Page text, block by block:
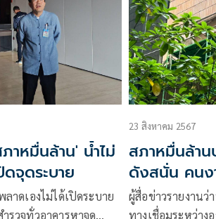
าหมื่นล้าน' น้ำไม่
จุดระบาย
าดเองไม่ได้เปิดระบาย
รวจทั่วอาคารหาจุด
23 สิงหาคม 2567
สภาหมื่นล้า
ดังสนั่น คนง
ผู้สื่อข่าวรายงานว่
ทางเชื่อมระหว่า